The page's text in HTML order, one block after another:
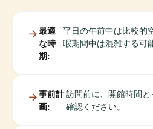
最適
な時
期:
平日の午前中は比較的
暇期間中は混雑する可
事前計
画:
訪問前に、開館時間
確認ください。